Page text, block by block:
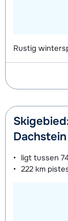
Rustig
Dachstein
ligt tussen
222 km